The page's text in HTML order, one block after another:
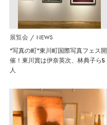
展覧会 NEWS
”写真の町”東川町国際写真フェス開
催！東川賞は伊奈英次、林典子ら5
人